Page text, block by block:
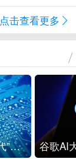
点击查看更多
美国也要搞“国产替代”？先算清三笔账